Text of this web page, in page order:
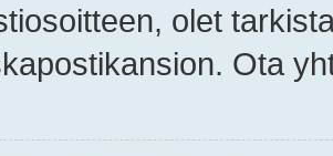
olet
Ota